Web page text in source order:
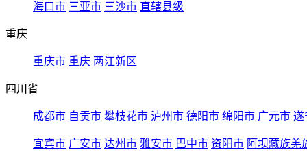
海口市 三亚市 三沙市 直辖县级
重庆
重庆市 重庆 两江新区
四川省
成都市 自贡市 攀枝花市 泸州市 德阳市 绵阳市 广元市 遂
宜宾市 广安市 达州市 雅安市 巴中市 资阳市 阿坝藏族羌